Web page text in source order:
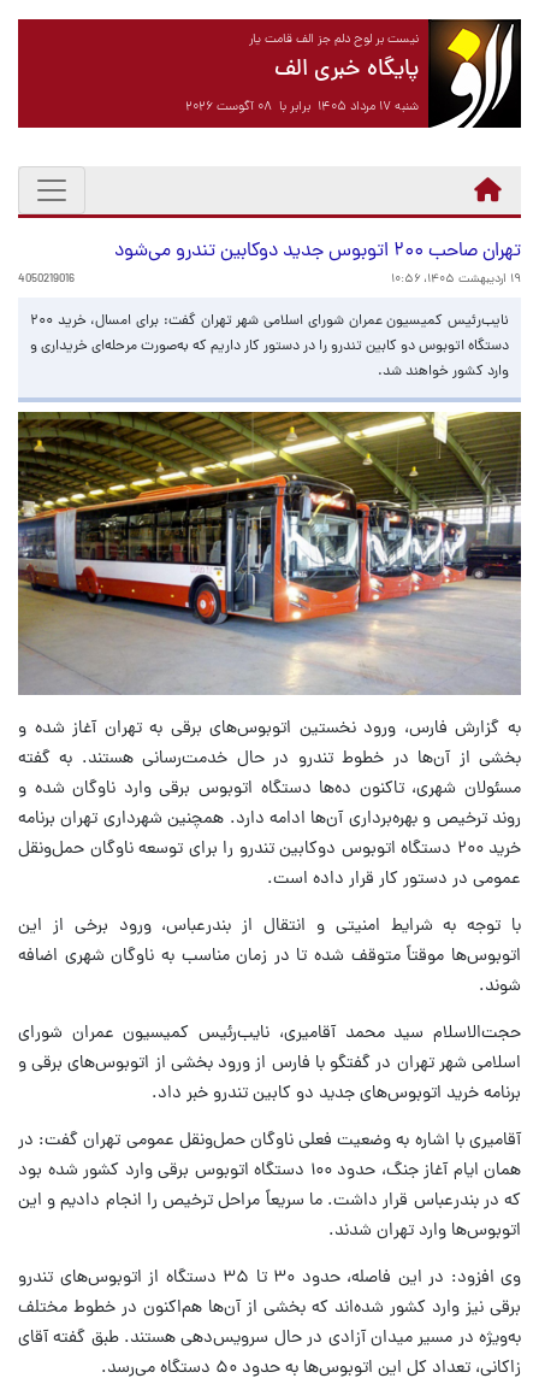
نیست بر لوح دلم جز الف قامت یار
پایگاه خبری الف
شنبه ۱۷ مرداد ۱۴۰۵ برابر با ۰۸ آگوست ۲۰۲۶
تهران صاحب ۲۰۰ اتوبوس جدید دوکابین تندرو می‌شود
۱۹ اردیبهشت ۱۴۰۵، ۱۰:۵۶ 4050219016
نایب‌رئیس کمیسیون عمران شورای اسلامی شهر تهران گفت: برای امسال، خرید ۲۰۰
دستگاه اتوبوس دو کابین تندرو را در دستور کار داریم که به‌صورت مرحله‌ای خریداری و
وارد کشور خواهند شد.
به گزارش فارس، ورود نخستین اتوبوس‌های برقی به تهران آغاز شده و
بخشی از آن‌ها در خطوط تندرو در حال خدمت‌رسانی هستند. به گفته
مسئولان شهری، تاکنون ده‌ها دستگاه اتوبوس برقی وارد ناوگان شده و
روند ترخیص و بهره‌برداری آن‌ها ادامه دارد. همچنین شهرداری تهران برنامه
خرید ۲۰۰ دستگاه اتوبوس دوکابین تندرو را برای توسعه ناوگان حمل‌ونقل
عمومی در دستور کار قرار داده است.
با توجه به شرایط امنیتی و انتقال از بندرعباس، ورود برخی از این
اتوبوس‌ها موقتاً متوقف شده تا در زمان مناسب به ناوگان شهری اضافه
شوند.
حجت‌الاسلام سید محمد آقامیری، نایب‌رئیس کمیسیون عمران شورای
اسلامی شهر تهران در گفتگو با فارس از ورود بخشی از اتوبوس‌های برقی و
برنامه خرید اتوبوس‌های جدید دو کابین تندرو خبر داد.
آقامیری با اشاره به وضعیت فعلی ناوگان حمل‌ونقل عمومی تهران گفت: در
همان ایام آغاز جنگ، حدود ۱۰۰ دستگاه اتوبوس برقی وارد کشور شده بود
که در بندرعباس قرار داشت. ما سریعاً مراحل ترخیص را انجام دادیم و این
اتوبوس‌ها وارد تهران شدند.
وی افزود: در این فاصله، حدود ۳۰ تا ۳۵ دستگاه از اتوبوس‌های تندرو
برقی نیز وارد کشور شده‌اند که بخشی از آن‌ها هم‌اکنون در خطوط مختلف
به‌ویژه در مسیر میدان آزادی در حال سرویس‌دهی هستند. طبق گفته آقای
زاکانی، تعداد کل این اتوبوس‌ها به حدود ۵۰ دستگاه می‌رسد.